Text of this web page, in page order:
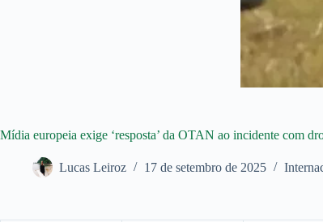
Mídia europeia exige ‘resposta’ da OTAN ao incidente com
Lucas Leiroz 17 de setembro de 2025